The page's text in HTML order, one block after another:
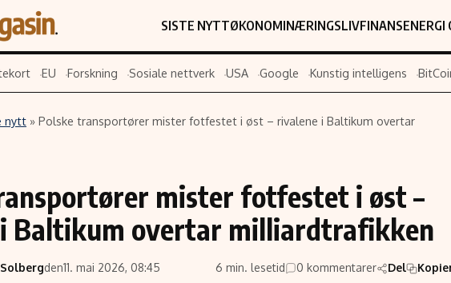
SISTE NYTTØKONOMINÆRINGSLIVFINANSENERGI
Økonomi
Politikk
Teknologi
Google
Kunstig intelligens
BitCoin
EU Forskning Sosiale nettverk USA Google Kunstig intelligens
nytt » Polske transportører mister fotfestet i øst – rivalene i Baltikum overtar
mister fotfestet i øst –
Baltikum overtar milliardtrafikken
den11. mai 2026, 08:45 6 min. lesetid 0 kommentarer Del